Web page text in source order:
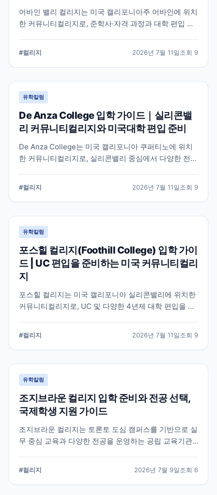
어바인 밸리 컬리지는 미국 캘리포니아주 어바인에 위치
한 커뮤니티컬리지로, 준학사·자격 과정과 대학 편입 준
#컬리지 2026년 7월 11일조회 9
유학칼럼
De Anza College 입학 가이드｜실리콘밸
리 커뮤니티컬리지와 미국대학 편입 준비
De Anza College는 미국 캘리포니아 쿠퍼티노에 위치
한 커뮤니티컬리지로, 실리콘밸리 중심에서 다양한 전공
으로 정리했습니다.
#컬리지 2026년 7월 11일조회 9
유학칼럼
포스힐 컬리지(Foothill College) 입학 가이
드 | UC 편입을 준비하는 미국 커뮤니티컬리
지
포스힐 컬리지는 미국 캘리포니아 실리콘밸리에 위치한
커뮤니티컬리지로, UC 및 다양한 4년제 대학 편입을 목
으로 입학 준비에 필요한 내용을 정리했습니다.
#컬리지 2026년 7월 11일조회 9
유학칼럼
조지브라운 컬리지 입학 준비와 전공 선택,
국제학생 지원 가이드
조지브라운 컬리지는 토론토 도심 캠퍼스를 기반으로 실
무 중심 교육과 다양한 전공을 운영하는 공립 교육기관
#컬리지 2026년 7월 9일조회 6